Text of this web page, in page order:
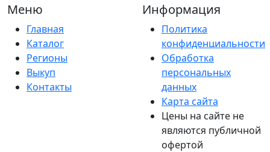
Меню
Главная
Каталог
Регионы
Выкуп
Контакты
Информация
Политика
конфиденциальности
Обработка
персональных
данных
Карта сайта
Цены на сайте не
являются публичной
офертой